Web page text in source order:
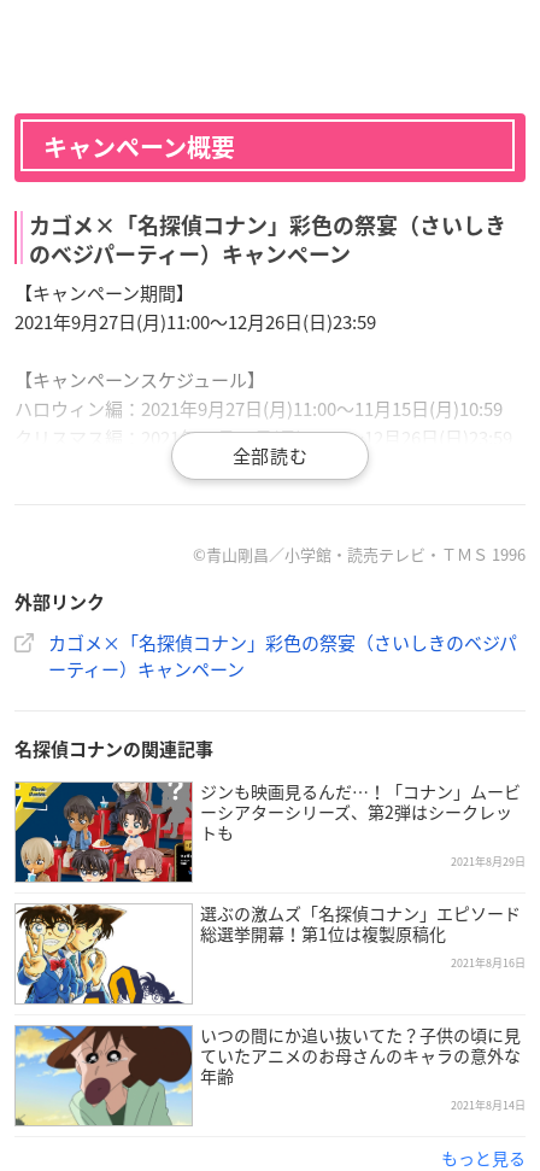
キャンペーン概要
カゴメ×「名探偵コナン」彩色の祭宴（さいしき
のベジパーティー）キャンペーン
【キャンペーン期間】
2021年9月27日(月)11:00～12月26日(日)23:59
【キャンペーンスケジュール】
ハロウィン編：2021年9月27日(月)11:00～11月15日(月)10:59
クリスマス編：2021年11月15日(月)11:00～12月26日(日)23:59
像をアップロードしたうえで対象のコースに応募いただけま
また、ネット通販・生協、はがきからも応募いただけます。
【対象商品（一部抜粋）】
・3ポイント貯まる商品例
©青山剛昌／小学館・読売テレビ・ＴＭＳ 1996
外部リンク
カゴメ×「名探偵コナン」彩色の祭宴（さいしきのベジパ
ーティー）キャンペーン
名探偵コナンの関連記事
ジンも映画見るんだ…！「コナン」ムービ
ーシアターシリーズ、第2弾はシークレッ
トも
2021年8月29日
選ぶの激ムズ「名探偵コナン」エピソード
総選挙開幕！第1位は複製原稿化
2021年8月16日
いつの間にか追い抜いてた？子供の頃に見
ていたアニメのお母さんのキャラの意外な
年齢
2021年8月14日
もっと見る